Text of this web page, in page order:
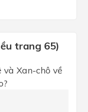
trang 65)
Xan-chô về